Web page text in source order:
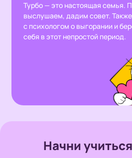
Турбо — это настоящая семья.
выслушаем, дадим совет. Также
с психологом о выгорании и
себя в этот непростой период.
Начни